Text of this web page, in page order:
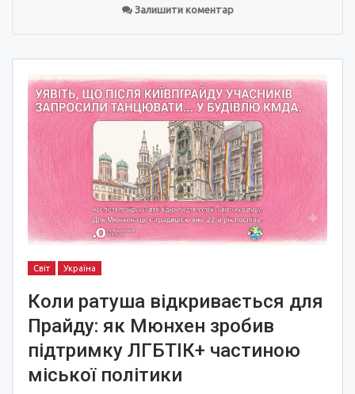
Залишити коментар
Світ Україна
Коли ратуша відкривається для
Прайду: як Мюнхен зробив
підтримку ЛГБТІК+ частиною
міської політики